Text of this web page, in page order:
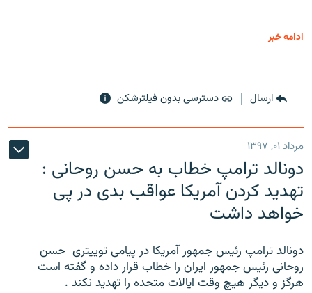
ادامه خبر
ارسال دسترسی بدون فیلترشکن
مرداد ۰۱, ۱۳۹۷
دونالد ترامپ خطاب به حسن روحانی :
تهدید کردن آمریکا عواقب بدی در پی
خواهد داشت
دونالد ترامپ رئیس جمهور آمریکا در پیامی توییتری ‌ حسن
روحانی رئیس جمهور ایران را خطاب قرار داده و گفته است
هرگز و دیگر هیچ وقت ایالات متحده را تهدید نکند .